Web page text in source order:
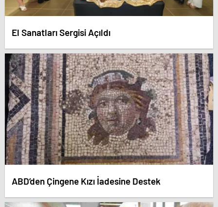
El Sanatları Sergisi Açıldı
ABD’den Çingene Kızı İadesine Destek